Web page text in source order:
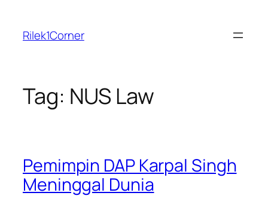
content
Rilek1Corner
Tag: NUS Law
Pemimpin DAP Karpal Singh
Meninggal Dunia